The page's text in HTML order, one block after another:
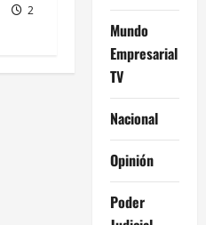
2
Mundo
Empresarial
TV
Nacional
Opinión
Poder